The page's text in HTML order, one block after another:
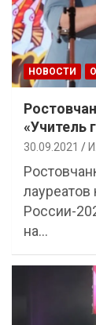
НОВОСТИ
«Учитель
30.09.2021
лауреатов
России-
на…